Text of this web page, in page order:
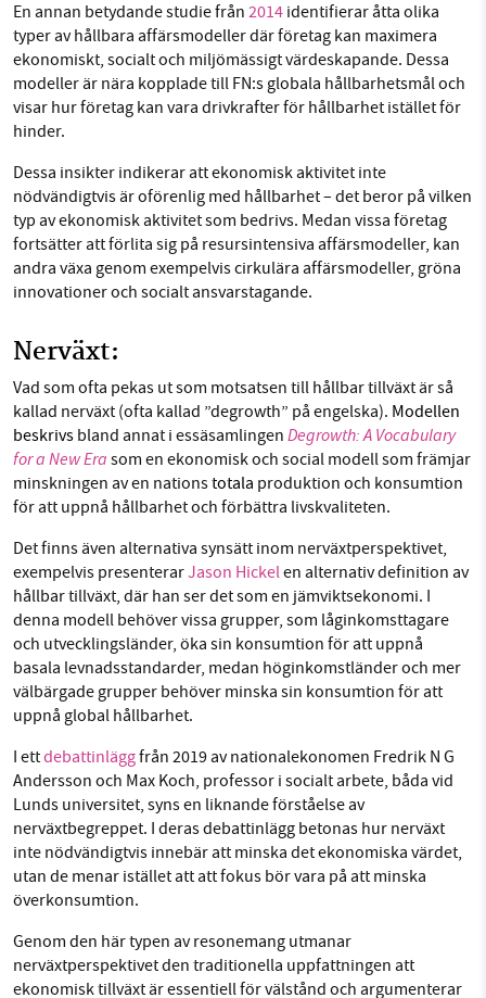
En annan betydande studie från 2014 identifierar åtta olika
typer av hållbara affärsmodeller där företag kan maximera
ekonomiskt, socialt och miljömässigt värdeskapande. Dessa
modeller är nära kopplade till FN:s globala hållbarhetsmål och
visar hur företag kan vara drivkrafter för hållbarhet istället för
hinder.
Dessa insikter indikerar att ekonomisk aktivitet inte
nödvändigtvis är oförenlig med hållbarhet – det beror på vilken
typ av ekonomisk aktivitet som bedrivs. Medan vissa företag
fortsätter att förlita sig på resursintensiva affärsmodeller, kan
andra växa genom exempelvis cirkulära affärsmodeller, gröna
innovationer och socialt ansvarstagande.
Nerväxt:
Vad som ofta pekas ut som motsatsen till hållbar tillväxt är så
kallad nerväxt (ofta kallad ”degrowth” på engelska). Modellen
beskrivs bland annat i essäsamlingen Degrowth: A Vocabulary
for a New Era som en ekonomisk och social modell som främjar
minskningen av en nationstotala produktion och konsumtion
för att uppnå hållbarhet och förbättra livskvaliteten.
Det finns även alternativa synsätt inom nerväxtperspektivet,
exempelvis presenterarJason Hickelen alternativ definition av
hållbar tillväxt, där han ser det som en jämviktsekonomi. I
denna modell behöver vissa grupper, som låginkomsttagare
och utvecklingsländer, öka sin konsumtion för att uppnå
basala levnadsstandarder, medan höginkomstländer och mer
välbärgade grupper behöver minska sin konsumtion för att
uppnå global hållbarhet.
I ettdebattinläggfrån 2019 av nationalekonomen Fredrik N G
Andersson och Max Koch, professor i socialt arbete, båda vid
Lunds universitet, syns en liknande förståelse av
nerväxtbegreppet. I deras debattinlägg betonas hur nerväxt
inte nödvändigtvis innebär att minska det ekonomiska värdet,
utan de menar istället att att fokus bör vara på att minska
överkonsumtion.
Genom den här typen av resonemang utmanar
nerväxtperspektivet den traditionella uppfattningen att
ekonomisk tillväxt är essentiell för välstånd och argumenterar